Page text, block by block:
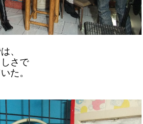
、
さで
た。